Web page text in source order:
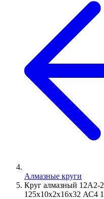
Алмазные круги
Круг алмазный 12А2-
125х10х2х16х32 АС4